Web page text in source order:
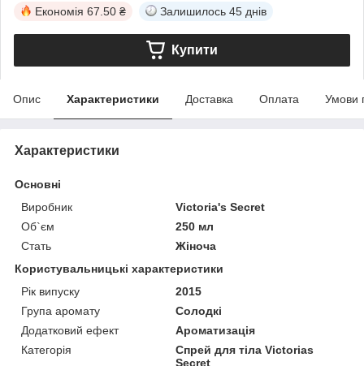
Економія 67.50 ₴ Залишилось 45 днів
Купити
Опис Характеристики Доставка Оплата Умови
Характеристики
Основні
Виробник
Victoria's Secret
Об`єм
250 мл
Стать
Жіноча
Користувальницькі характеристики
Рік випуску
2015
Група аромату
Солодкі
Додатковий ефект
Ароматизація
Категорія
Спрей для тіла Victorias
Secret